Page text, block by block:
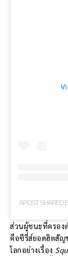
A POST SHARED
ส่วนผู้ชนะที่ครอง
คือซีรี่ส์ยอดฮิตสัญ
โลกอย่างเรื่อง